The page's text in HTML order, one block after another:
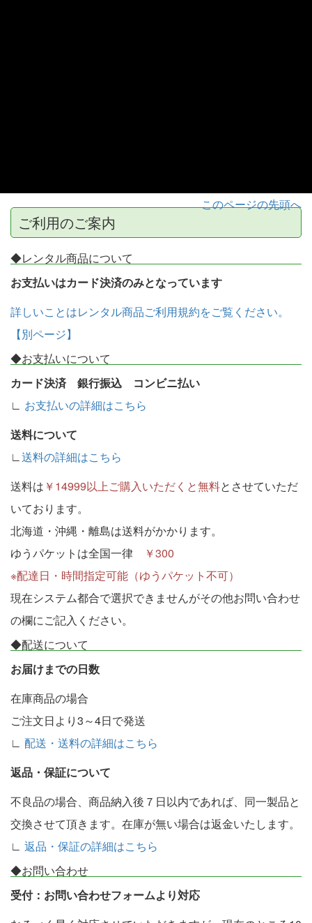
このページの先頭へ
ご利用のご案内
◆レンタル商品について
お支払いはカード決済のみとなっています
詳しいことはレンタル商品ご利用規約をご覧ください。
【別ページ】
◆お支払いについて
カード決済 銀行振込 コンビニ払い
∟ お支払いの詳細はこちら
送料について
∟送料の詳細はこちら
送料は ￥14999以上ご購入いただくと無料とさせていただ
いております。
北海道・沖縄・離島は送料がかかります。
ゆうパケットは全国一律
￥300
※配達日・時間指定可能（ゆうパケット不可）
現在システム都合で選択できませんがその他お問い合わせ
の欄にご記入ください。
◆配送について
お届けまでの日数
在庫商品の場合
ご注文日より3～4日で発送
∟ 配送・送料の詳細はこちら
返品・保証について
不良品の場合、商品納入後７日以内であれば、同一製品と
交換させて頂きます。在庫が無い場合は返金いたします。
∟ 返品・保証の詳細はこちら
◆お問い合わせ
受付：お問い合わせフォームより対応